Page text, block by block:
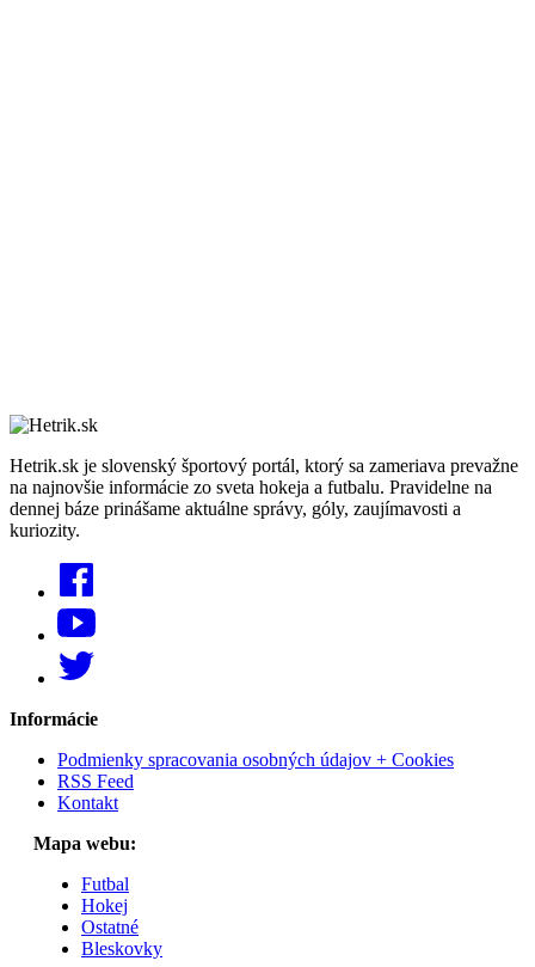
Hetrik.sk je slovenský športový portál, ktorý sa zameriava prevažne
na najnovšie informácie zo sveta hokeja a futbalu. Pravidelne na
dennej báze prinášame aktuálne správy, góly, zaujímavosti a
kuriozity.
Informácie
Podmienky spracovania osobných údajov + Cookies
RSS Feed
Kontakt
Mapa webu:
Futbal
Hokej
Ostatné
Bleskovky